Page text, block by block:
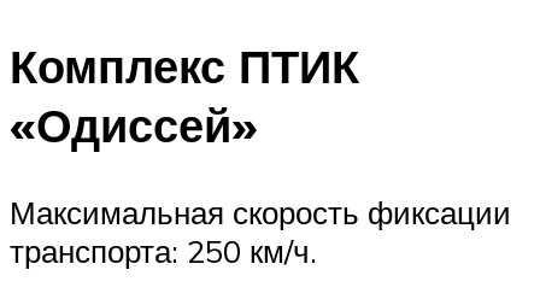
Комплекс ПТИК
«Одиссей»
Максимальная скорость фиксации
транспорта: 250 км/ч.